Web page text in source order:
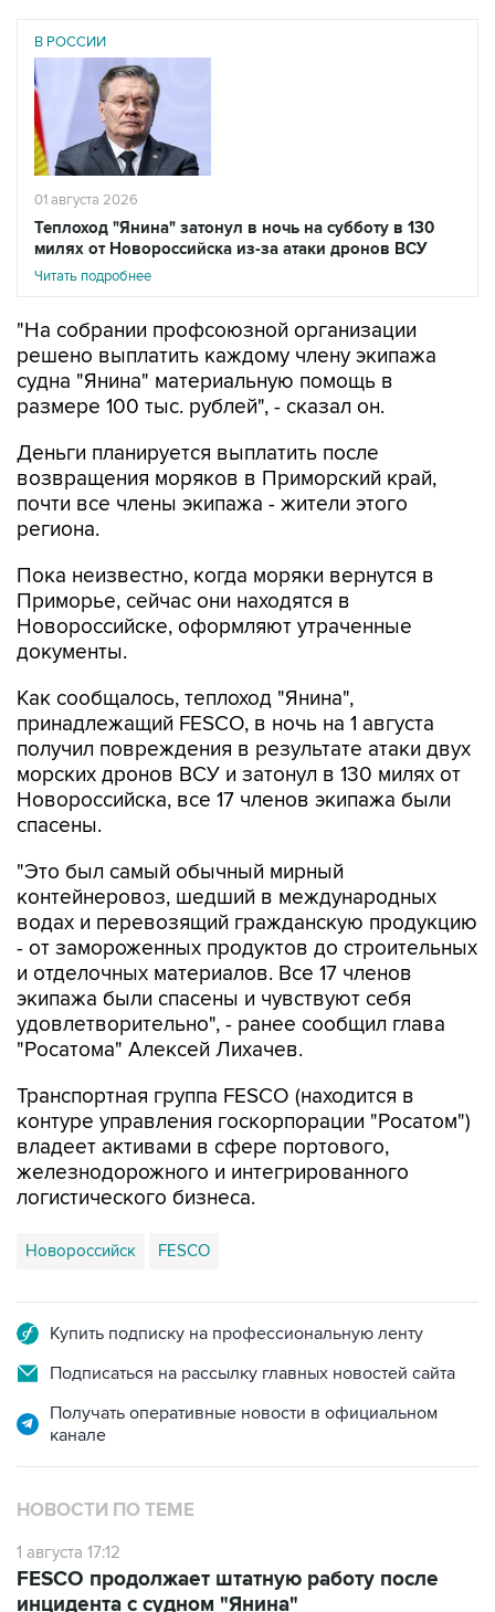
В РОССИИ
01 августа 2026
Теплоход "Янина" затонул в ночь на субботу в 130
милях от Новороссийска из-за атаки дронов ВСУ
Читать подробнее
"На собрании профсоюзной организации
решено выплатить каждому члену экипажа
судна "Янина" материальную помощь в
размере 100 тыс. рублей", - сказал он.
Деньги планируется выплатить после
возвращения моряков в Приморский край,
почти все члены экипажа - жители этого
региона.
Пока неизвестно, когда моряки вернутся в
Приморье, сейчас они находятся в
Новороссийске, оформляют утраченные
документы.
Как сообщалось, теплоход "Янина",
принадлежащий FESCO, в ночь на 1 августа
получил повреждения в результате атаки двух
морских дронов ВСУ и затонул в 130 милях от
Новороссийска, все 17 членов экипажа были
спасены.
"Это был самый обычный мирный
контейнеровоз, шедший в международных
водах и перевозящий гражданскую продукцию
- от замороженных продуктов до строительных
и отделочных материалов. Все 17 членов
экипажа были спасены и чувствуют себя
удовлетворительно", - ранее сообщил глава
"Росатома" Алексей Лихачев.
Транспортная группа FESCO (находится в
контуре управления госкорпорации "Росатом")
владеет активами в сфере портового,
железнодорожного и интегрированного
логистического бизнеса.
Новороссийск FESCO
Купить подписку на профессиональную ленту
Подписаться на рассылку главных новостей сайта
Получать оперативные новости в официальном
канале
НОВОСТИ ПО ТЕМЕ
1 августа 17:12
FESCO продолжает штатную работу после
инцидента с судном "Янина"